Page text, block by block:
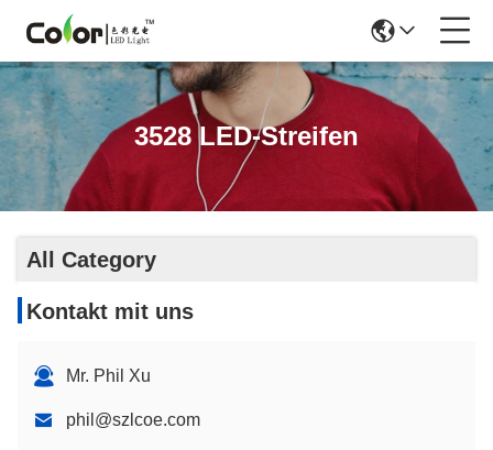
3528 LED-Streifen
All Category
Kontakt mit uns
Mr. Phil Xu
phil@szlcoe.com